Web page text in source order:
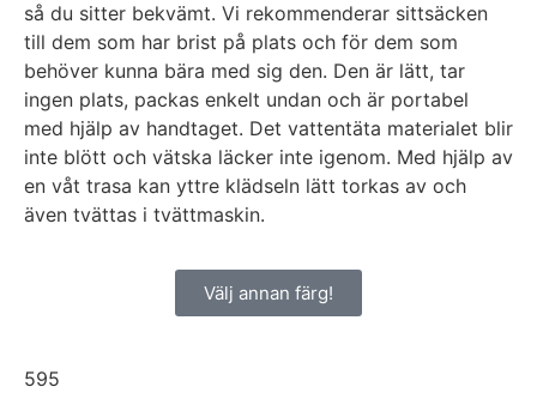
så du sitter bekvämt. Vi rekommenderar sittsäcken
till dem som har brist på plats och för dem som
behöver kunna bära med sig den. Den är lätt, tar
ingen plats, packas enkelt undan och är portabel
med hjälp av handtaget. Det vattentäta materialet blir
inte blött och vätska läcker inte igenom. Med hjälp av
en våt trasa kan yttre klädseln lätt torkas av och
även tvättas i tvättmaskin.
Välj annan färg!
595